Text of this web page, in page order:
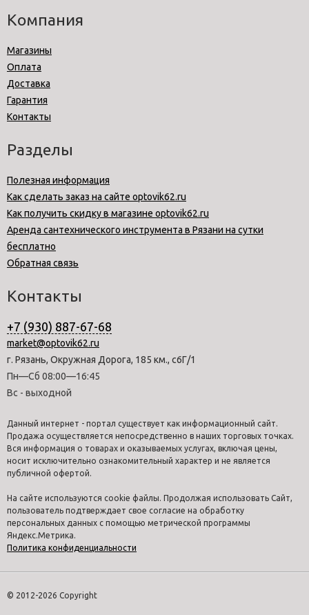
Компания
Магазины
Оплата
Доставка
Гарантия
Контакты
Разделы
Полезная информация
Как сделать заказ на сайте optovik62.ru
Как получить скидку в магазине optovik62.ru
Аренда сантехнического инструмента в Рязани на сутки
бесплатно
Обратная связь
Контакты
+7 (930) 887-67-68
market@optovik62.ru
г. Рязань, Окружная Дорога, 185 км., с6Г/1
Пн—Сб 08:00—16:45
Вс - выходной
Данный интернет - портал существует как информационный сайт.
Продажа осуществляется непосредственно в наших торговых точках.
Вся информация о товарах и оказываемых услугах, включая цены,
носит исключительно ознакомительный характер и не является
публичной офертой.
На сайте используются cookie файлы. Продолжая использовать Сайт,
пользователь подтверждает свое согласие на обработку
персональных данных с помощью метрической программы
Яндекс.Метрика.
Политика конфиденциальности
© 2012-2026 Copyright